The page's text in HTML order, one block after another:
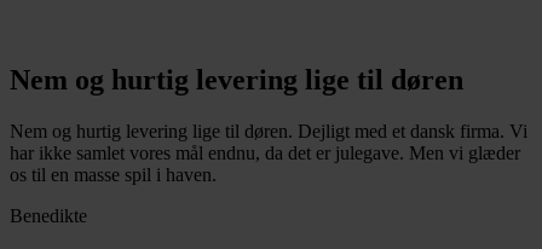
Nem og hurtig levering lige til døren
Nem og hurtig levering lige til døren. Dejligt med et dansk firma. Vi
har ikke samlet vores mål endnu, da det er julegave. Men vi glæder
os til en masse spil i haven.
Benedikte